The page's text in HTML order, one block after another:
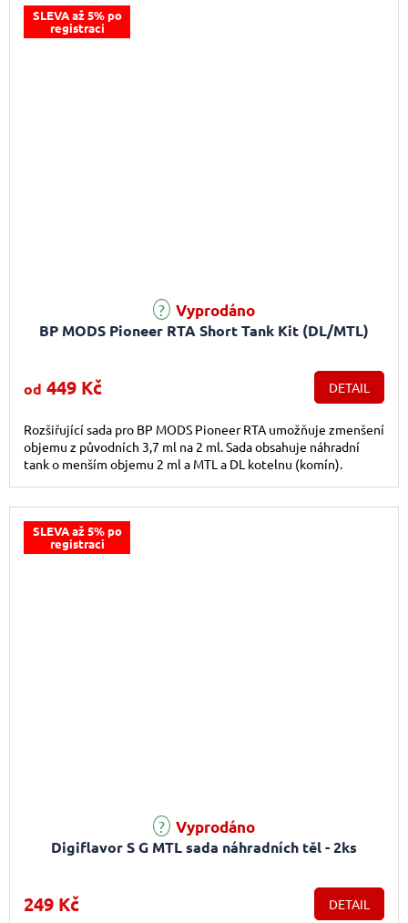
SLEVA až 5% po
registraci
BP MODS Pioneer RTA Short Tank Kit (DL/MTL)
Vyprodáno
od 449 Kč DETAIL
Rozšiřující sada pro BP MODS Pioneer RTA umožňuje zmenšení
objemu z původních 3,7 ml na 2 ml. Sada obsahuje náhradní
tank o menším objemu 2 ml a MTL a DL kotelnu (komín).
SLEVA až 5% po
registraci
Digiflavor S G MTL sada náhradních těl - 2ks
Vyprodáno
249 Kč DETAIL